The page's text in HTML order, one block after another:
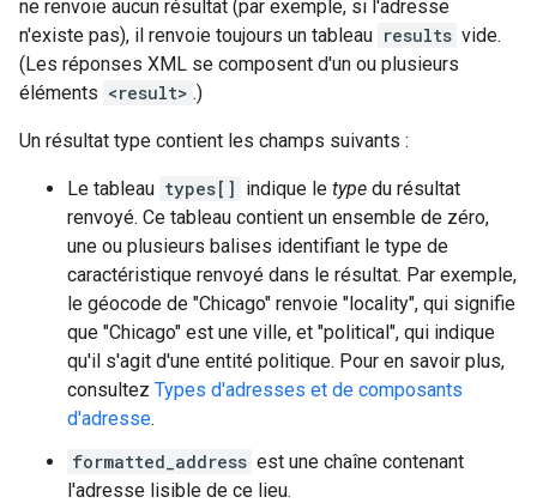
ne renvoie aucun résultat (par exemple, si l'adresse
n'existe pas), il renvoie toujours un tableau results vide.
(Les réponses XML se composent d'un ou plusieurs
éléments <result> .)
Un résultat type contient les champs suivants :
Le tableau types[] indique le type du résultat
renvoyé. Ce tableau contient un ensemble de zéro,
une ou plusieurs balises identifiant le type de
caractéristique renvoyé dans le résultat. Par exemple,
le géocode de "Chicago" renvoie "locality", qui signifie
que "Chicago" est une ville, et "political", qui indique
qu'il s'agit d'une entité politique. Pour en savoir plus,
consultez Types d'adresses et de composants
d'adresse.
formatted_address est une chaîne contenant
l'adresse lisible de ce lieu.